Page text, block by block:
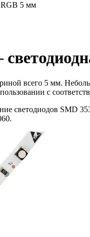
RGB 5 мм
всего 5 мм.
с
светодиодов SMD